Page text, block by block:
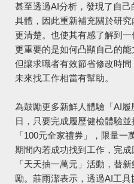
甚至透過AI分析，發現了自
具體，因此重新補充關於研
更清楚。也使其有感了解到
更重要的是如何凸顯自己的
但讓求職者有效節省修改時
未來找工作相當有幫助。
為鼓勵更多新鮮人體驗「AI
日，只要完成履歷健檢體驗
「100元全家禮券」，限量
期間內若成功找到工作，完
「天天抽一萬元」活動，替
勵。莊雨潔表示，透過AI工